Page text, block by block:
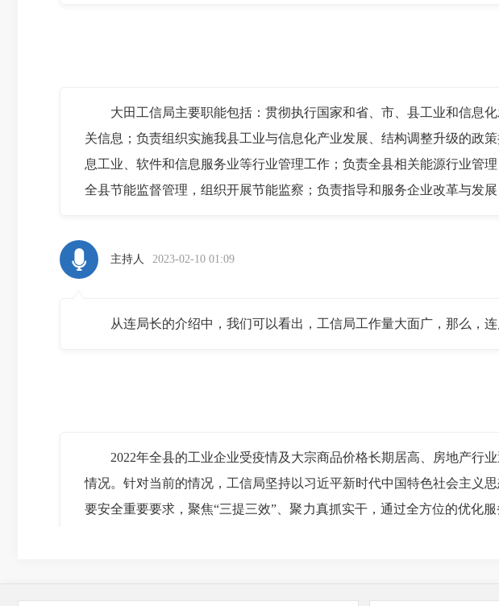
大田工信局主要职能包括：贯彻执行国家和省、市、县工业和信息化
关信息；负责组织实施我县工业与信息化产业发展、结构调整升级的政
息工业、软件和信息服务业等行业管理工作；负责全县相关能源行业管
全县节能监督管理，组织开展节能监察；负责指导和服务企业改革与发
主持人 2023-02-10 01:09
从连局长的介绍中，我们可以看出，工信局工作量大面广，那么，连
2022年全县的工业企业受疫情及大宗商品价格长期居高、房地产行
情况。针对当前的情况，工信局坚持以习近平新时代中国特色社会主义
要安全重要要求，聚焦“三提三效”、聚力真抓实干，通过全方位的优化